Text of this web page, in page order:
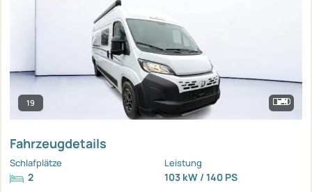
19
Fahrzeugdetails
Schlafplätze
2
Leistung
103 kW / 140 PS